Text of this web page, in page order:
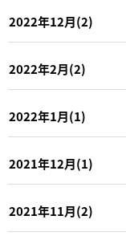
2022年12月(2)
2022年2月(2)
2022年1月(1)
2021年12月(1)
2021年11月(2)